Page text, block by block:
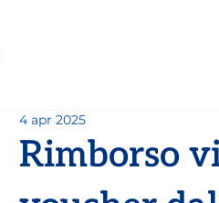
Rimborso
4 apr 2025